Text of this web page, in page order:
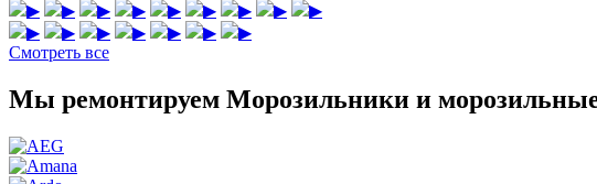
▶ ▶ ▶ ▶ ▶ ▶ ▶ ▶
▶
▶
▶ ▶ ▶ ▶ ▶
▶
Смотреть все
Мы ремонтируем Морозильники и